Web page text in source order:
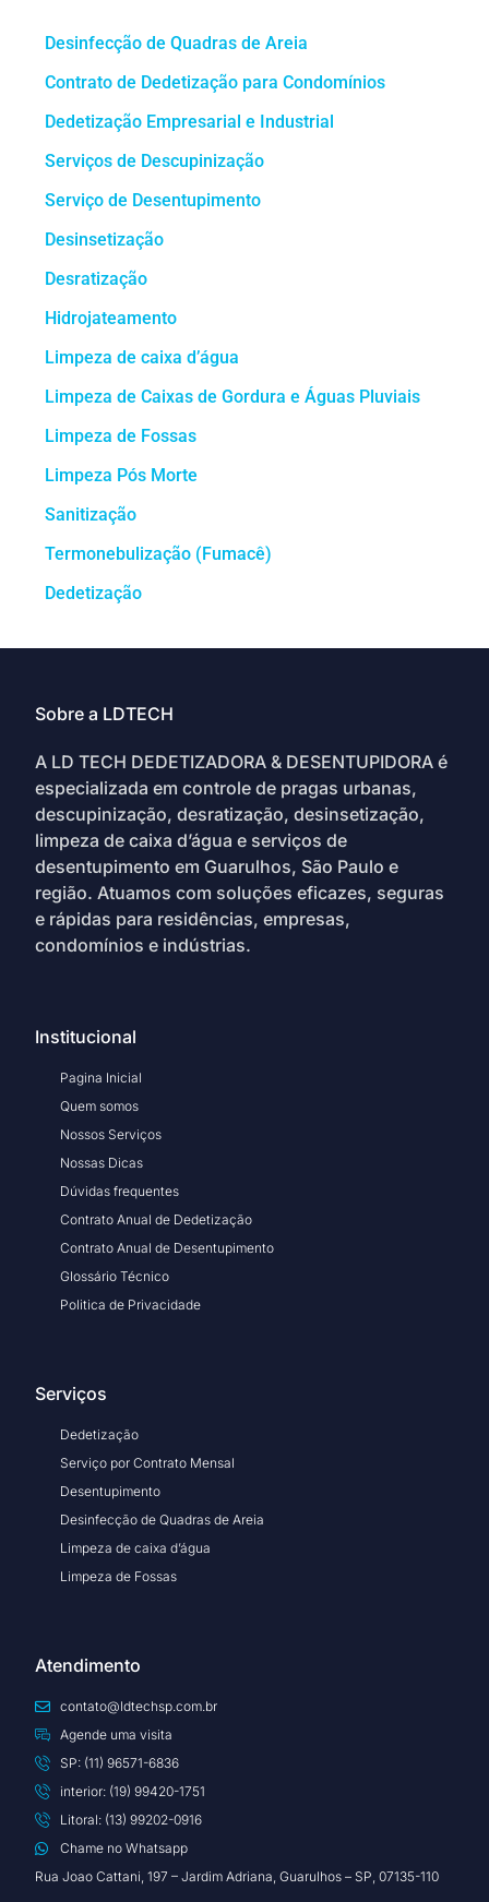
Desinfecção de Quadras de Areia
Contrato de Dedetização para Condomínios
Dedetização Empresarial e Industrial
Serviços de Descupinização
Serviço de Desentupimento
Desinsetização
Desratização
Hidrojateamento
Limpeza de caixa d’água
Limpeza de Caixas de Gordura e Águas Pluviais
Limpeza de Fossas
Limpeza Pós Morte
Sanitização
Termonebulização (Fumacê)
Dedetização
Sobre a LDTECH
A LD TECH DEDETIZADORA & DESENTUPIDORA é
especializada em controle de pragas urbanas,
descupinização, desratização, desinsetização,
limpeza de caixa d’água e serviços de
desentupimento em Guarulhos, São Paulo e
região. Atuamos com soluções eficazes, seguras
e rápidas para residências, empresas,
condomínios e indústrias.
Institucional
Pagina Inicial
Quem somos
Nossos Serviços
Nossas Dicas
Dúvidas frequentes
Contrato Anual de Dedetização
Contrato Anual de Desentupimento
Glossário Técnico
Politica de Privacidade
Serviços
Dedetização
Serviço por Contrato Mensal
Desentupimento
Desinfecção de Quadras de Areia
Limpeza de caixa d’água
Limpeza de Fossas
Atendimento
contato@ldtechsp.com.br
Agende uma visita
SP: (11) 96571-6836
interior: (19) 99420-1751
Litoral: (13) 99202-0916
Chame no Whatsapp
Rua Joao Cattani, 197 – Jardim Adriana, Guarulhos – SP, 07135-110